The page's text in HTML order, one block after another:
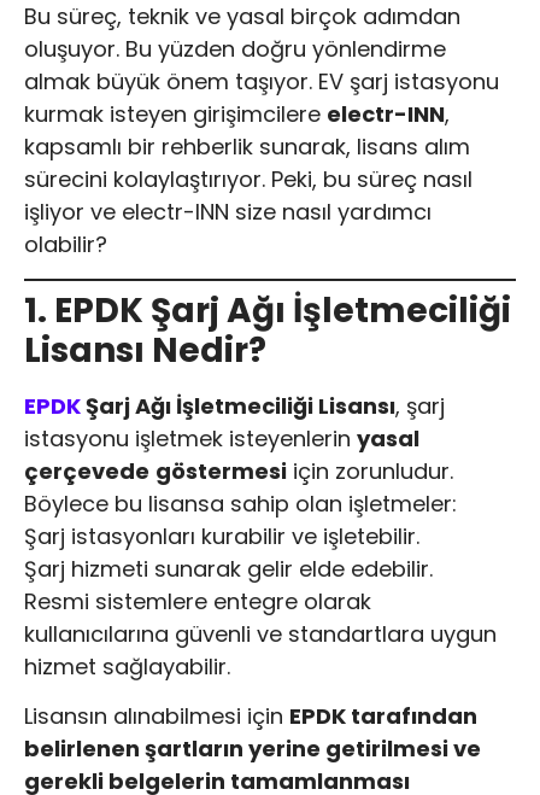
Bu süreç, teknik ve yasal birçok adımdan
oluşuyor. Bu yüzden doğru yönlendirme
almak büyük önem taşıyor. EV şarj istasyonu
kurmak isteyen girişimcilere electr-INN,
kapsamlı bir rehberlik sunarak, lisans alım
sürecini kolaylaştırıyor. Peki, bu süreç nasıl
işliyor ve electr-INN size nasıl yardımcı
olabilir?
1. EPDK Şarj Ağı İşletmeciliği
Lisansı Nedir?
EPDKŞarj Ağı İşletmeciliği Lisansı, şarj
istasyonu işletmek isteyenlerin yasal
çerçevede göstermesi için zorunludur.
Böylece bu lisansa sahip olan işletmeler:
Şarj istasyonları kurabilir ve işletebilir.
Şarj hizmeti sunarak gelir elde edebilir.
Resmi sistemlere entegre olarak
kullanıcılarına güvenli ve standartlara uygun
hizmet sağlayabilir.
Lisansın alınabilmesi için EPDK tarafından
belirlenen şartların yerine getirilmesi ve
gerekli belgelerin tamamlanması